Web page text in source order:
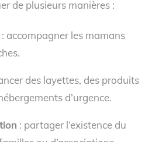
de plusieurs manières :
accompagner les mamans
des layettes, des produits
d’urgence.
: partager l’existence du